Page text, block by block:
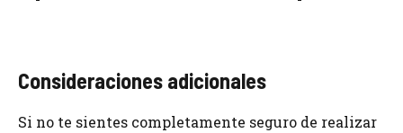
Consideraciones adicionales
Si no te sientes completamente seguro de realizar